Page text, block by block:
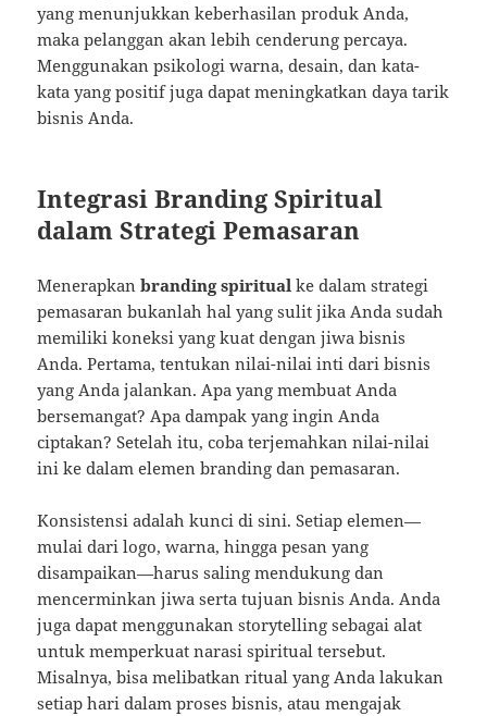
yang menunjukkan keberhasilan produk Anda,
maka pelanggan akan lebih cenderung percaya.
Menggunakan psikologi warna, desain, dan kata-
kata yang positif juga dapat meningkatkan daya tarik
bisnis Anda.
Integrasi Branding Spiritual
dalam Strategi Pemasaran
Menerapkanbranding spiritual ke dalam strategi
pemasaran bukanlah hal yang sulit jika Anda sudah
memiliki koneksi yang kuat dengan jiwa bisnis
Anda. Pertama, tentukan nilai-nilai inti dari bisnis
yang Anda jalankan. Apa yang membuat Anda
bersemangat? Apa dampak yang ingin Anda
ciptakan? Setelah itu, coba terjemahkan nilai-nilai
ini ke dalam elemen branding dan pemasaran.
Konsistensi adalah kunci di sini. Setiap elemen—
mulai dari logo, warna, hingga pesan yang
disampaikan—harus saling mendukung dan
mencerminkan jiwa serta tujuan bisnis Anda. Anda
juga dapat menggunakan storytelling sebagai alat
untuk memperkuat narasi spiritual tersebut.
Misalnya, bisa melibatkan ritual yang Anda lakukan
setiap hari dalam proses bisnis, atau mengajak